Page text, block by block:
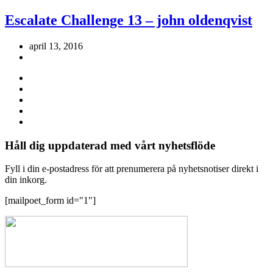
Escalate Challenge 13 – john oldenqvist
april 13, 2016
Håll dig uppdaterad med vårt nyhetsflöde
Fyll i din e-postadress för att prenumerera på nyhetsnotiser direkt i
din inkorg.
[mailpoet_form id="1"]